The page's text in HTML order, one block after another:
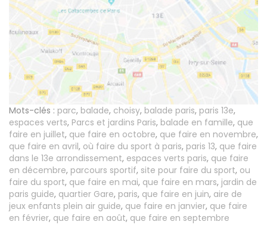
Mots-clés : parc, balade, choisy, balade paris, paris 13e,
espaces verts, Parcs et jardins Paris, balade en famille, que
faire en juillet, que faire en octobre, que faire en novembre,
que faire en avril, où faire du sport à paris, paris 13, que faire
dans le 13e arrondissement, espaces verts paris, que faire
en décembre, parcours sportif, site pour faire du sport, ou
faire du sport, que faire en mai, que faire en mars, jardin de
paris guide, quartier Gare, paris, que faire en juin, aire de
jeux enfants plein air guide, que faire en janvier, que faire
en février, que faire en août, que faire en septembre